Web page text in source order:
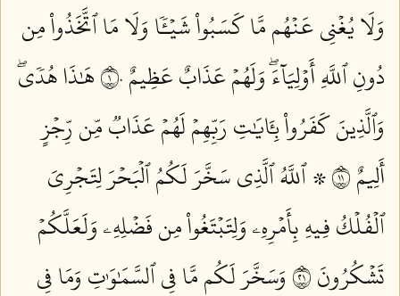
وَلَا يُغۡنِي عَنۡهُم مَّا كَسَبُواْ شَيۡـٔٗا وَلَا مَا ٱتَّخَذُواْ مِن
دُونِ ٱللَّهِ أَوۡلِيَآءَۖ وَلَهُمۡ عَذَابٌ عَظِيمٌ ١٠
هَٰذَا هُدٗىۖ
وَٱلَّذِينَ كَفَرُواْ بِـَٔايَٰتِ رَبِّهِمۡ لَهُمۡ عَذَابٞ مِّن رِّجۡزٍ
أَلِيمٌ ١١
۞ ٱللَّهُ ٱلَّذِي سَخَّرَ لَكُمُ ٱلۡبَحۡرَ لِتَجۡرِيَ
ٱلۡفُلۡكُ فِيهِ بِأَمۡرِهِۦ وَلِتَبۡتَغُواْ مِن فَضۡلِهِۦ وَلَعَلَّكُمۡ
تَشۡكُرُونَ ١٢
وَسَخَّرَ لَكُم مَّا فِي ٱلسَّمَٰوَٰتِ وَمَا فِي